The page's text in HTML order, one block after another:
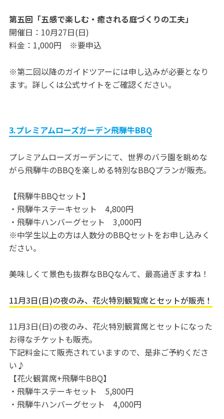
第五回「五感で楽しむ・癒される庭づくりの工夫」
開催日：10月27日(日)
料金：1,000円 ※要申込
※第二回以降のガイドツアーには申し込みが必要となり
ます。詳しくは公式サイトをご確認ください。
3.プレミアムローズガーデン飛騨牛BBQ
プレミアムローズガーデンにて、世界のバラ園を眺めな
がら飛騨牛のBBQを楽しめる特別なBBQプランが販売。
【飛騨牛BBQセット】
・飛騨牛ステーキセット 4,800円
・飛騨牛ハンバーグセット 3,000円
※中学生以上の方は人数分のBBQセットをお申し込みく
ださい。
美味しくて景色も抜群なBBQなんて、最高過ぎますね！
11月3日(日)の夜のみ、花火特別観覧席とセットが販売！
11月3日(日)の夜のみ、花火特別観賞席とセットになった
お得なチケットも販売。
下記料金にて販売されていますので、是非ご予約くださ
い♪
【花火観賞席+飛騨牛BBQ】
・飛騨牛ステーキセット 5,800円
・飛騨牛ハンバーグセット 4,000円